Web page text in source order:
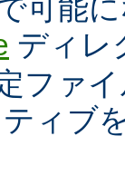
可能
ディレ
ファ
ィブ